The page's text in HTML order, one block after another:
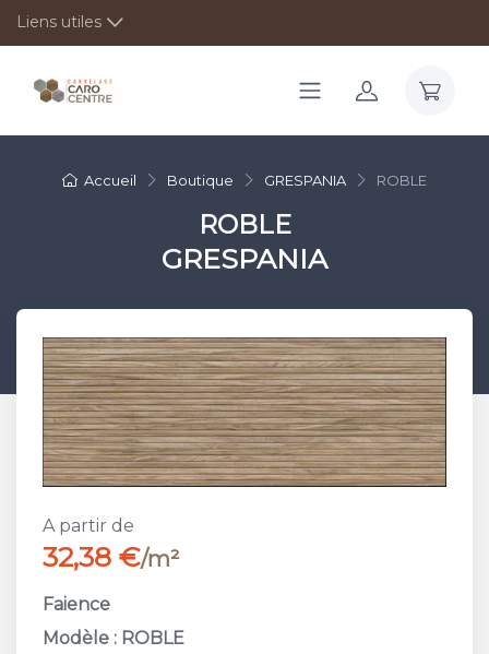
Liens utiles
Accueil Boutique GRESPANIA ROBLE
ROBLE
GRESPANIA
A partir de
32,38 €/m²
Faience
Modèle : ROBLE